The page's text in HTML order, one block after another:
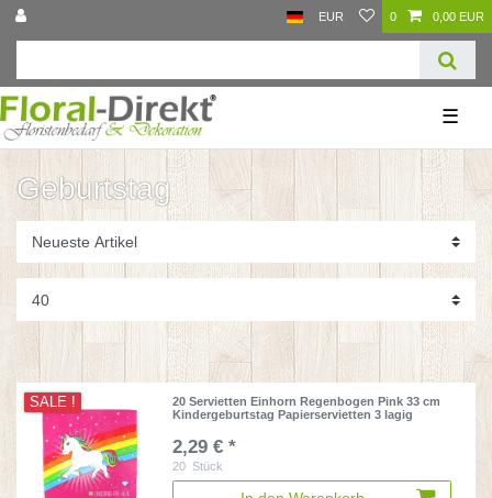
EUR 0 0,00 EUR
☰
Geburtstag
SALE !
20 Servietten Einhorn Regenbogen Pink 33 cm
Kindergeburtstag Papierservietten 3 lagig
2,29 € *
20 Stück